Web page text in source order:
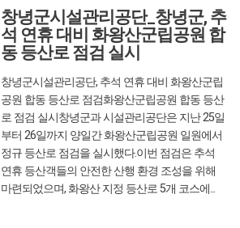
383
창녕군시설관리공단_창녕군, 추
석 연휴 대비 화왕산군립공원 합
동 등산로 점검 실시
창녕군시설관리공단, 추석 연휴 대비 화왕산군립
공원 합동 등산로 점검화왕산군립공원 합동 등산
로 점검 실시창녕군과 시설관리공단은 지난 25일
부터 26일까지 양일간 화왕산군립공원 일원에서
정규 등산로 점검을 실시했다.이번 점검은 추석
연휴 등산객들의 안전한 산행 환경 조성을 위해
마련되었으며, 화왕산 지정 등산로 5개 코스에...